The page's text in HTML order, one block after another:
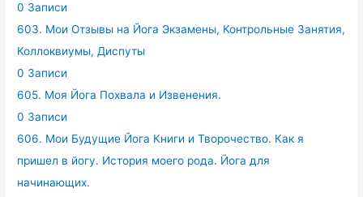
0 Записи
603. Мои Отзывы на Йога Экзамены, Контрольные Занятия,
Коллоквиумы, Диспуты
0 Записи
605. Моя Йога Похвала и Извенения.
0 Записи
606. Мои Будущие Йога Книги и Творочество. Как я
пришел в йогу. История моего рода. Йога для
начинающих.